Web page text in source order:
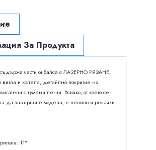
За Продукта
съдържа части от балса с ЛАЗЕРНО РЯЗАНЕ,
витла и колела, детайлно покритие на
с гумени ленти. Всичко, от което се
да завършите модела, е лепило и резачки
11"